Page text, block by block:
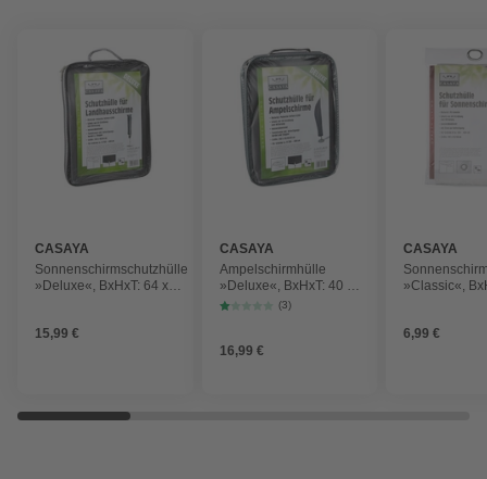
CASAYA
Sonnenschirmschutzhülle
»Deluxe«, BxHxT: 64 x
15,99 €
CASAYA
Ampelschirmhülle
»Deluxe«, BxHxT: 40 x
260 x 69 cm,
(3)
16,99 €
CASAYA
»Classic«,
6,99 €